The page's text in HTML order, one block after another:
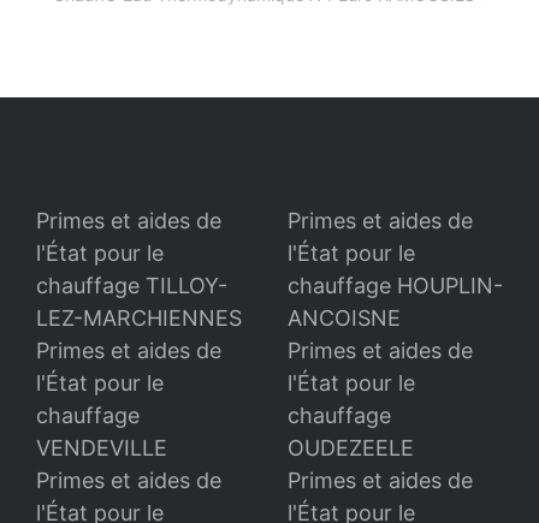
Primes et aides de
l'État pour le
chauffage TILLOY-
LEZ-MARCHIENNES
Primes et aides de
l'État pour le
chauffage HOUPLIN-
ANCOISNE
Primes et aides de
l'État pour le
chauffage
VENDEVILLE
Primes et aides de
l'État pour le
chauffage
OUDEZEELE
Primes et aides de
l'État pour le
Primes et aides de
l'État pour le